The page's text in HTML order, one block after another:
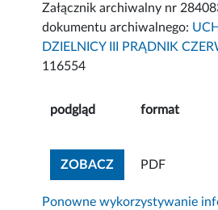
Załącznik archiwalny nr
dokumentu archiwalnego:
DZIELNICY III PRĄDNIK
116554
podgląd format
ZOBACZZOBACZ
PDF
Ponowne wykorzystywanie